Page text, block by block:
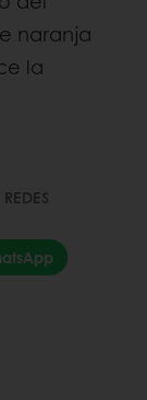
naranja
la